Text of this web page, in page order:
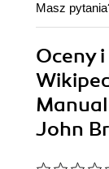
Masz
Oceny
John